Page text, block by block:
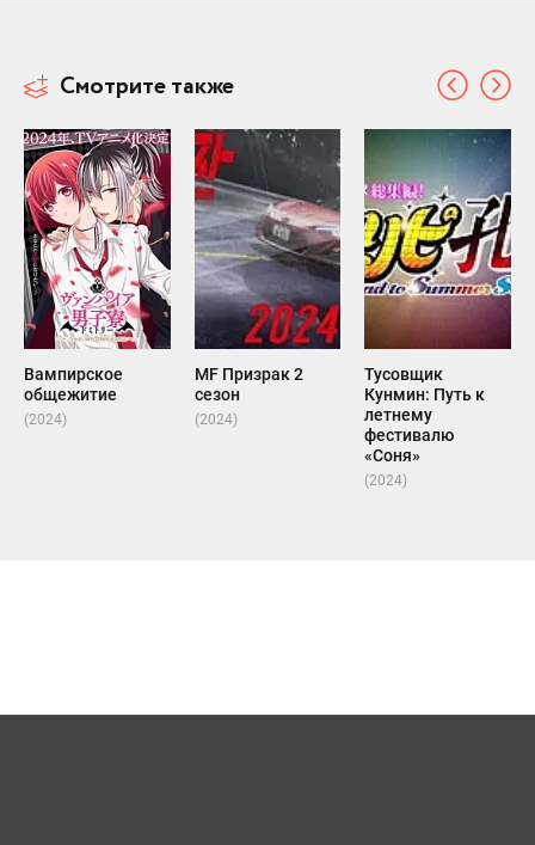
Смотрите также
Вампирское
общежитие
(2024)
MF Призрак 2
сезон
(2024)
Тусовщик
Кунмин: Путь к
летнему
фестивалю
«Соня»
(2024)